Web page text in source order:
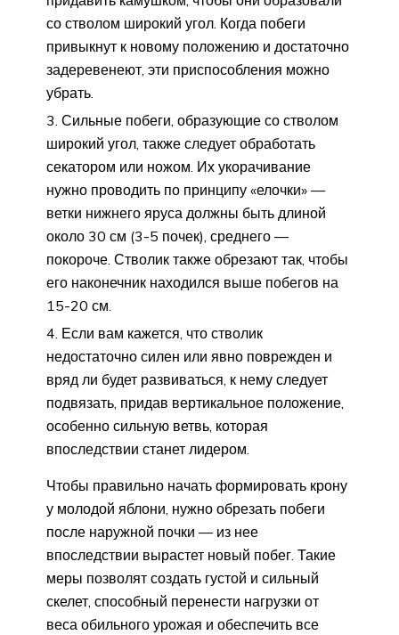
со стволом широкий угол. Когда побеги
привыкнут к новому положению и достаточно
задеревенеют, эти приспособления можно
убрать.
Сильные побеги, образующие со стволом
широкий угол, также следует обработать
секатором или ножом. Их укорачивание
нужно проводить по принципу «елочки» —
ветки нижнего яруса должны быть длиной
около 30 см (3-5 почек), среднего —
покороче. Стволик также обрезают так, чтобы
его наконечник находился выше побегов на
15-20 см.
Если вам кажется, что стволик
недостаточно силен или явно поврежден и
вряд ли будет развиваться, к нему следует
подвязать, придав вертикальное положение,
особенно сильную ветвь, которая
впоследствии станет лидером.
Чтобы правильно начать формировать крону
у молодой яблони, нужно обрезать побеги
после наружной почки — из нее
впоследствии вырастет новый побег. Такие
меры позволят создать густой и сильный
скелет, способный перенести нагрузки от
веса обильного урожая и обеспечить все